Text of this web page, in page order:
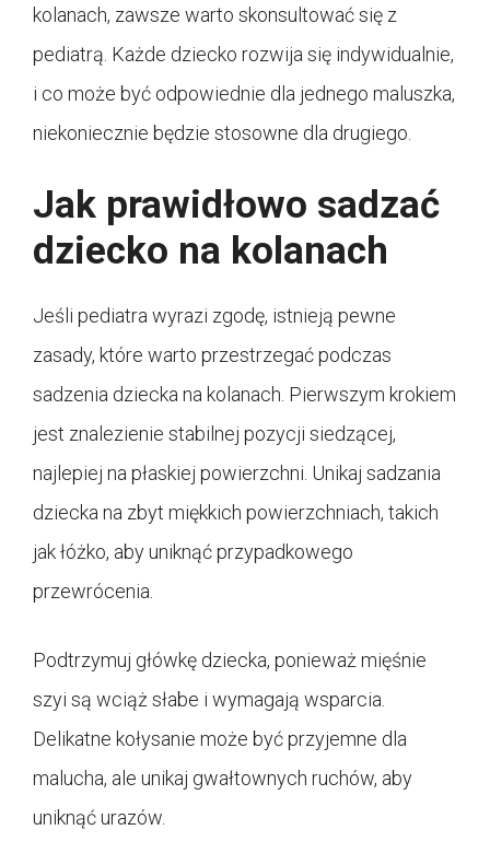
kolanach, zawsze warto skonsultować się z
pediatrą. Każde dziecko rozwija się indywidualnie,
i co może być odpowiednie dla jednego maluszka,
niekoniecznie będzie stosowne dla drugiego.
Jak prawidłowo sadzać
dziecko na kolanach
Jeśli pediatra wyrazi zgodę, istnieją pewne
zasady, które warto przestrzegać podczas
sadzenia dziecka na kolanach. Pierwszym krokiem
jest znalezienie stabilnej pozycji siedzącej,
najlepiej na płaskiej powierzchni. Unikaj sadzania
dziecka na zbyt miękkich powierzchniach, takich
jak łóżko, aby uniknąć przypadkowego
przewrócenia.
Podtrzymuj główkę dziecka, ponieważ mięśnie
szyi są wciąż słabe i wymagają wsparcia.
Delikatne kołysanie może być przyjemne dla
malucha, ale unikaj gwałtownych ruchów, aby
uniknąć urazów.